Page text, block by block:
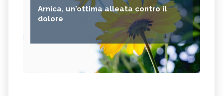
Arnica, un'ottima alleata contro il
dolore